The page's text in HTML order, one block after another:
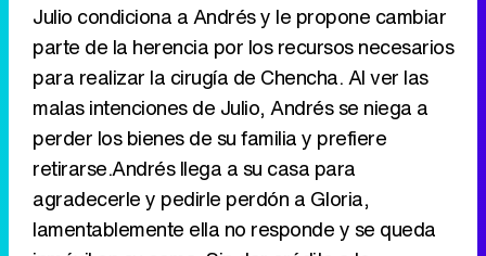
Tráiler en catalán de 'Ravalear', la nueva serie de HBO Max sobre los fondos buitre
Julio condiciona a Andrés y le propone cambiar
parte de la herencia por los recursos necesarios
para realizar la cirugía de Chencha. Al ver las
malas intenciones de Julio, Andrés se niega a
perder los bienes de su familia y prefiere
retirarse.Andrés llega a su casa para
agradecerle y pedirle perdón a Gloria,
lamentablemente ella no responde y se queda